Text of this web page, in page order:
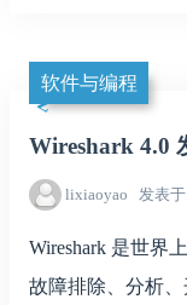
软件与编程
Wireshark 4.0
lixiaoyao 发表于
Wireshark 是世界
故障排除、分析、